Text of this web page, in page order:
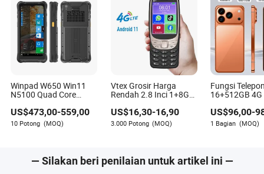
Winpad W650 Win11
N5100 Quad Core
6.5inch HD Tahan
Banting WiFi Tablet
Tahan Guncangan
US$473,00-559,00
10 Potong (MOQ)
Vtex Grosir Harga
Rendah 2.8 Inci 1+8GB
Sentuh 4G Telepon
Pintar Fitur Ponsel
US$16,30-16,90
3.000 Potong (MOQ)
Fungsi
16+512GB
Amoled
Telepon
PRO Max
US$96,00-
1 Bagian (MOQ)
— Silakan beri penilaian untuk artikel ini —